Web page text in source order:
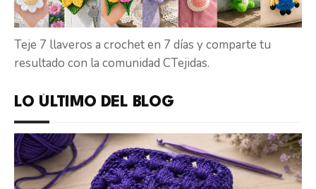
Teje 7 llaveros a crochet en 7 días y comparte tu
resultado con la comunidad CTejidas.
LO ÚLTIMO DEL BLOG